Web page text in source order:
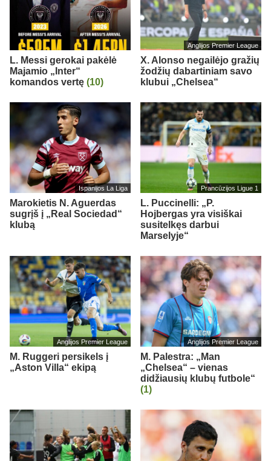
L. Messi gerokai pakėlė
Majamio „Inter“
komandos vertę (10)
Anglijos Premier League
X. Alonso negailėjo gražių
žodžių dabartiniam savo
klubui „Chelsea“
Ispanijos La Liga
Marokietis N. Aguerdas
sugrįš į „Real Sociedad“
klubą
Prancūzijos Ligue 1
L. Puccinelli: „P.
Hojbergas yra visiškai
susitelkęs darbui
Marselyje“
Anglijos Premier League
M. Ruggeri persikels į
„Aston Villa“ ekipą
Anglijos Premier League
M. Palestra: „Man
„Chelsea“ – vienas
didžiausių klubų futbole“
(1)